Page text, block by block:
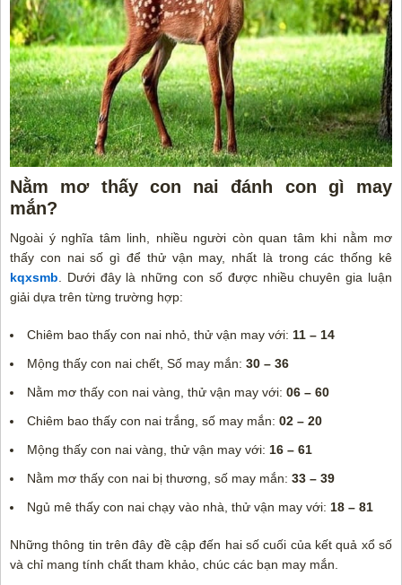
Nằm mơ thấy con nai đánh con gì may
mắn?
Ngoài ý nghĩa tâm linh, nhiều người còn quan tâm khi nằm mơ
thấy con nai số gì để thử vận may, nhất là trong các thống kê
kqxsmb . Dưới đây là những con số được nhiều chuyên gia luận
giải dựa trên từng trường hợp:
Chiêm bao thấy con nai nhỏ, thử vận may với: 11 – 14
Mộng thấy con nai chết, Số may mắn: 30 – 36
Nằm mơ thấy con nai vàng, thử vận may với: 06 – 60
Chiêm bao thấy con nai trắng, số may mắn: 02 – 20
Mộng thấy con nai vàng, thử vận may với: 16 – 61
Nằm mơ thấy con nai bị thương, số may mắn: 33 – 39
Ngủ mê thấy con nai chạy vào nhà, thử vận may với: 18 – 81
Những thông tin trên đây đề cập đến hai số cuối của kết quả xổ số
và chỉ mang tính chất tham khảo, chúc các bạn may mắn.